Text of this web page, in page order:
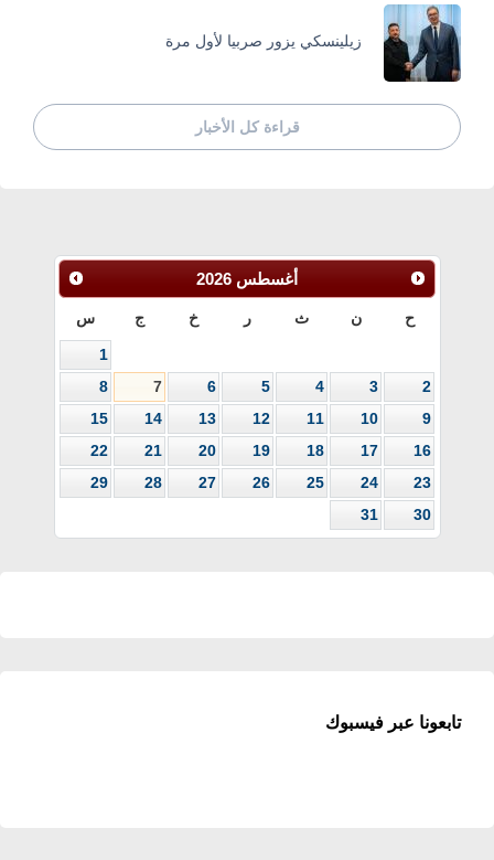
زيلينسكي يزور صربيا لأول مرة
قراءة كل الأخبار
أغسطس 2026
ح ن ث ر خ ج س
1
2
3
4
5
6
7
8
9
10
11
12
13
14
15
16
17
18
19
20
21
22
23
24
25
26
27
28
29
30
31
تابعونا عبر فيسبوك